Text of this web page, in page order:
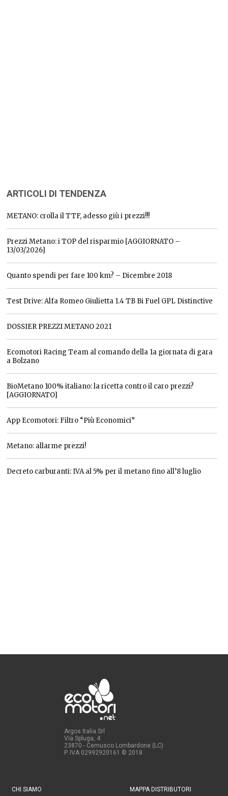
ARTICOLI DI TENDENZA
METANO: crolla il TTF, adesso giù i prezzi!!!
Prezzi Metano: i TOP del risparmio [AGGIORNATO –
13/03/2026]
Quanto spendi per fare 100 km? – Dicembre 2018
Test Drive: Alfa Romeo Giulietta 1.4 TB Bi Fuel GPL Distinctive
DOSSIER PREZZI METANO 2021
Ecomotori Racing Team al comando della 1a giornata di gara
a Bolzano
BioMetano 100% italiano: la ricetta contro il caro prezzi?
[AGGIORNATO]
App Ecomotori: Filtro “Più Economici”
Metano: allarme prezzi!
Decreto carburanti: IVA al 5% per il metano fino all’8 luglio
Argos Italia Srl
Via Spluga, 4
23870 - Cernusco Lombardone (LC)
P. IVA 02992920161 © 2018
CHI SIAMO MAPPA DISTRIBUTORI